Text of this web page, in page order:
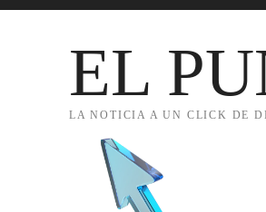
EL
LA NOTICIA A UN CLICK DE